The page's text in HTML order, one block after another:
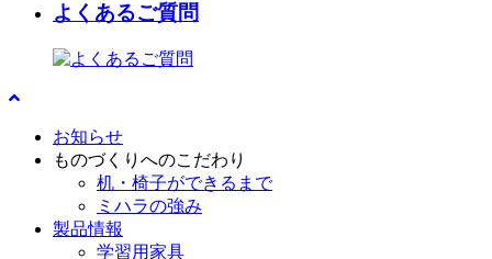
よくあるご質問
お知らせ
ものづくりへのこだわり
机・椅子ができるまで
ミハラの強み
製品情報
学習用家具